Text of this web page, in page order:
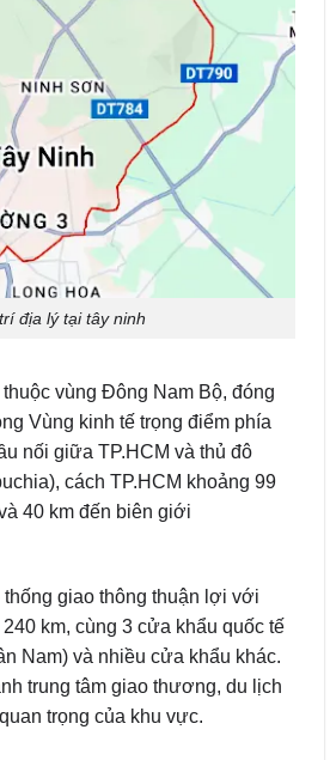
địa lý tại tây ninh
vùng Đông Nam Bộ, đóng
Vùng kinh tế trọng điểm phía
nối giữa TP.HCM và thủ đô
cách TP.HCM khoảng 99
40 km đến biên giới
giao thông thuận lợi với
km, cùng 3 cửa khẩu quốc tế
Nam) và nhiều cửa khẩu khác.
trung tâm giao thương, du lịch
trọng của khu vực.